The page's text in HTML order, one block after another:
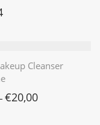
Cleanser
€20,00